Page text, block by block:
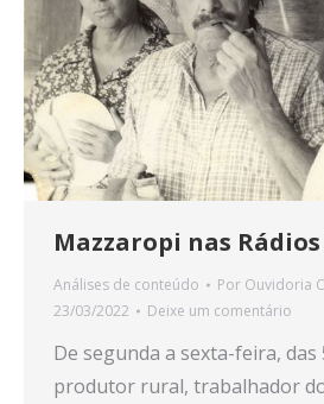
Mazzaropi nas Rádios
Análises de conteúdo Por Ouvidoria
23/03/2022
Deixe um comentário
De segunda a sexta-feira, das
produtor rural, trabalhador